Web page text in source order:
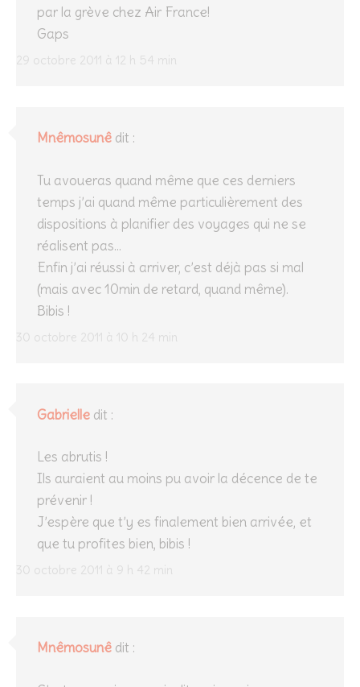
29 octobre 2011 à 12 h 54 min
par la grève chez Air France!
Gaps
Mnêmosunê dit :
30 octobre 2011 à 10 h 24 min
Tu avoueras quand même que ces derniers
temps j’ai quand même particulièrement des
dispositions à planifier des voyages qui ne se
réalisent pas…
Enfin j’ai réussi à arriver, c’est déjà pas si mal
(mais avec 10min de retard, quand même).
Bibis !
Gabrielle dit :
30 octobre 2011 à 9 h 42 min
Les abrutis !
Ils auraient au moins pu avoir la décence de te
prévenir !
J’espère que t’y es finalement bien arrivée, et
que tu profites bien, bibis !
Mnêmosunê dit :